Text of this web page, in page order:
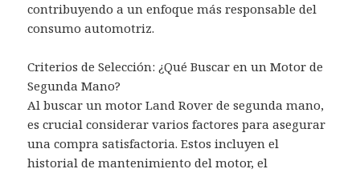
contribuyendo a un enfoque más responsable del
consumo automotriz.
Criterios de Selección: ¿Qué Buscar en un Motor de
Segunda Mano?
Al buscar un motor Land Rover de segunda mano,
es crucial considerar varios factores para asegurar
una compra satisfactoria. Estos incluyen el
historial de mantenimiento del motor, el